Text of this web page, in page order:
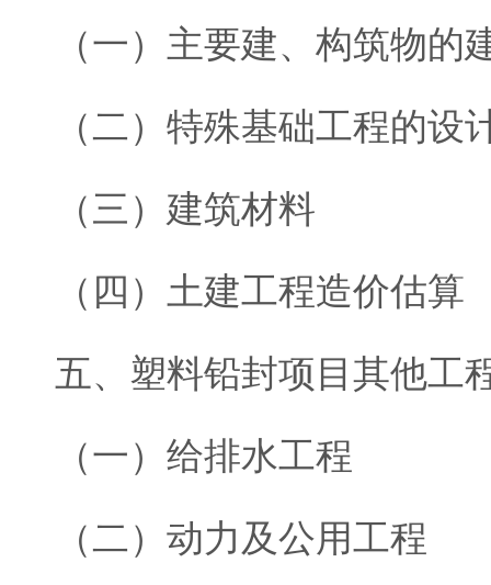
（一）主要建、构筑物的
（二）特殊基础工程的设
（三）建筑材料
（四）土建工程造价估算
五、塑料铅封项目其他工
（一）给排水工程
（二）动力及公用工程